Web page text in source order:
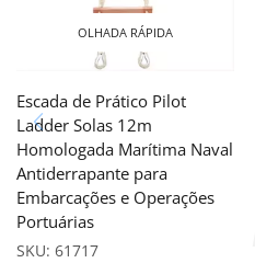
OLHADA RÁPIDA
Escada de Prático Pilot
Ladder Solas 12m
Homologada Marítima Naval
Antiderrapante para
Embarcações e Operações
Portuárias
SKU: 61717